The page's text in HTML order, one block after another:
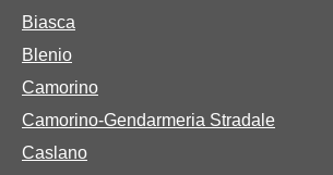
Biasca
Blenio
Camorino
Camorino-Gendarmeria Stradale
Caslano